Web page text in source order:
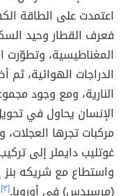
اعتمدت على الطاقة
فعرف القطار وحيد
المغناطيسية، وتطوّرت
الدراجات الهوائية، ثم
النارية، ومع وجود
الإنسان يحاول في
غوتليب دايملر إلى
واستطاع مع شريكه
(مرسيدس) في أوروبا.[٣]